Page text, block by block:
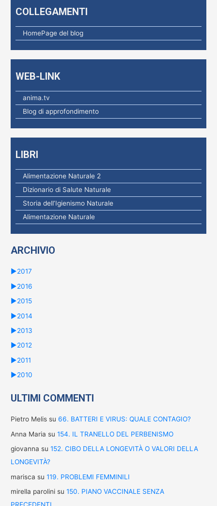
COLLEGAMENTI
HomePage del blog
WEB-LINK
anima.tv
Blog di approfondimento
LIBRI
Alimentazione Naturale 2
Dizionario di Salute Naturale
Storia dell’Igienismo Naturale
Alimentazione Naturale
ARCHIVIO
►2017
►2016
►2015
►2014
►2013
►2012
►2011
►2010
ULTIMI COMMENTI
Pietro Melissu 66. BATTERI E VIRUS: QUALE CONTAGIO?
Anna Maria su 154. IL TRANELLO DEL PERBENISMO
giovanna su 152. CIBO DELLA LONGEVITÀ O VALORI DELLA
LONGEVITÀ?
marisca su 119. PROBLEMI FEMMINILI
mirella parolinisu 150. PIANO VACCINALE SENZA